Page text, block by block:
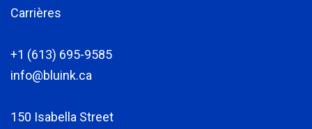
Carrières
+1 (613) 695-9585
info@bluink.ca
150 Isabella Street